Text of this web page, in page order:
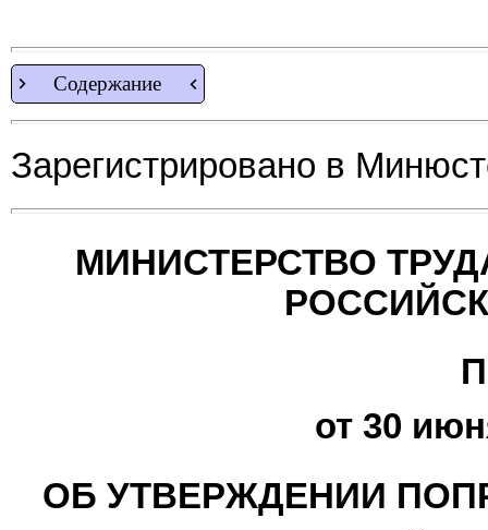
Содержание
Зарегистрировано в
МИНИСТЕРСТВО
от 30
ОБ УТВЕРЖДЕНИИ